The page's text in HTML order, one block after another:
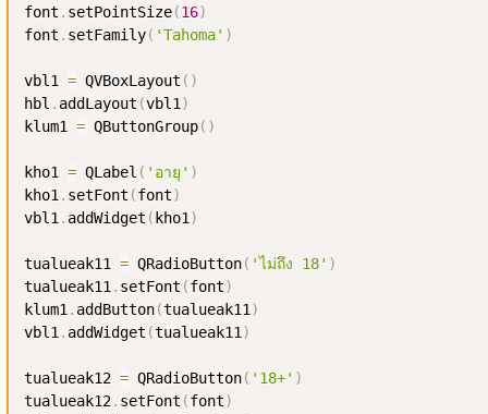
font . setPointSize(16)
font . setFamily( 'Tahoma' )
vbl1 = QVBoxLayout ( )
hbl . addLayout (vbl1 )
klum1 = QButtonGroup( )
kho1 = QLabel ( 'อายุ' )
kho1 . setFont (font)
vbl1 . addWidget ( kho1 )
tualueak11 = QRadioButton( 'ไม่ถึง 18' )
tualueak11 . setFont (font)
klum1 . addButton(tualueak11 )
vbl1 . addWidget (tualueak11 )
tualueak12 = QRadioButton( '18+' )
tualueak12. setFont (font)